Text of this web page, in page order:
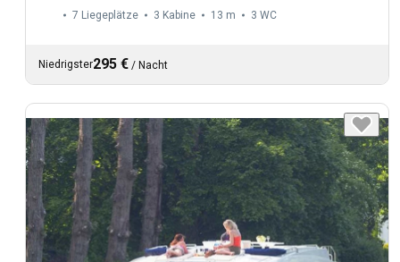
7 Liegeplätze 3 Kabine 13 m 3 WC
Niedrigster295 € / Nacht